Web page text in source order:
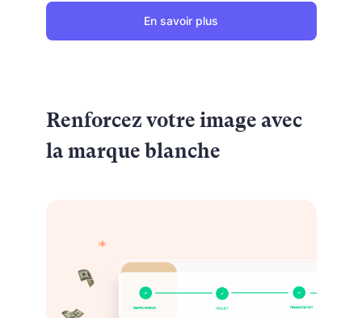
En savoir plus
Renforcez votre image avec
la marque blanche